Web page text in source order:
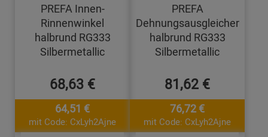
PREFA Innen-
Rinnenwinkel
halbrund RG333
Silbermetallic
68,63 €
64,51 €
mit Code: CxLyh2Ajne
PREFA
Dehnungsausgleicher
halbrund RG333
Silbermetallic
81,62 €
76,72 €
mit Code: CxLyh2Ajne